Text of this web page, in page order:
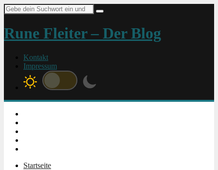
Suche
nach:
Rune Fleiter – Der Blog
Kontakt
Impressum
Startseite